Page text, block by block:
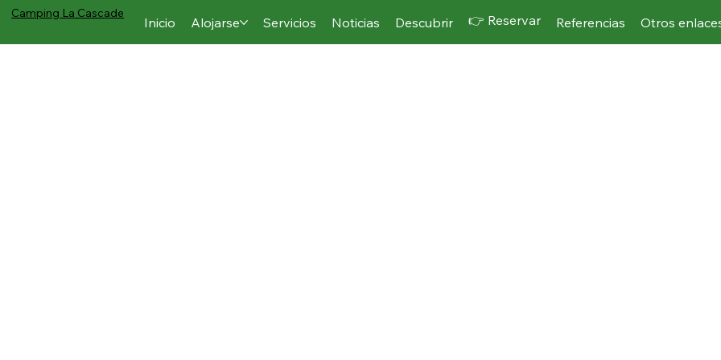
Camping La Cascade
Inicio Alojarse Servicios Noticias Descubrir 👉 Reservar Referencias Otros